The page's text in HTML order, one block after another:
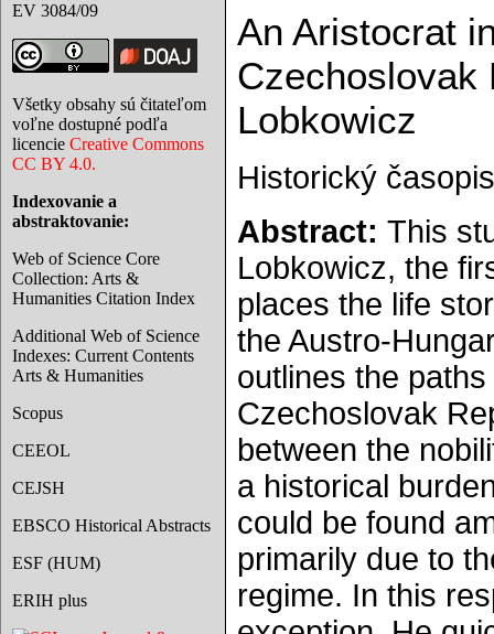
EV 3084/09
Všetky obsahy sú čitateľom
voľne dostupné podľa
licencie Creative Commons
CC BY 4.0.
Indexovanie a
abstraktovanie:
Web of Science Core
Collection: Arts &
Humanities Citation Index
Additional Web of Science
Indexes: Current Contents
Arts & Humanities
Scopus
CEEOL
CEJSH
EBSCO Historical Abstracts
ESF (HUM)
ERIH plus
An Aristocrat
Czechoslovak
Lobkowicz
Historický
Abstract: This
Lobkowicz, the
places the life
the Austro-
outlines the
Czechoslovak
between the
a historical
could be found
primarily due to
regime. In this